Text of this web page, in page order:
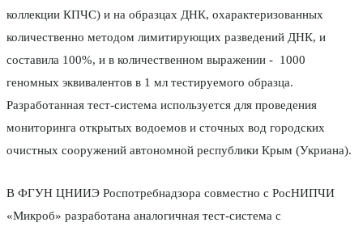
коллекции КПЧС) и на образцах ДНК, охарактеризованных
количественно методом лимитирующих разведений ДНК, и
составила 100%, и в количественном выражении - 1000
геномных эквивалентов в 1 мл тестируемого образца.
Разработанная тест-система используется для проведения
мониторинга открытых водоемов и сточных вод городских
очистных сооружений автономной республики Крым (Укриана).
В ФГУН ЦНИИЭ Роспотребнадзора совместно с РосНИПЧИ
«Микроб» разработана аналогичная тест-система с